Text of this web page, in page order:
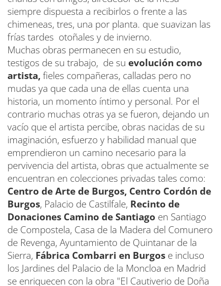
siempre dispuesta a recibirlos o frente a las
chimeneas, tres, una por planta. que suavizan las
frías tardes otoñales y de invierno.
Muchas obras permanecen en su estudio,
testigos de su trabajo, de su evolución como
artista,fieles compañeras, calladas pero no
mudas ya que cada una de ellas cuenta una
historia, un momento íntimo y personal. Por el
contrario muchas otras ya se fueron, dejando un
vacío que el artista percibe, obras nacidas de su
imaginación, esfuerzo y habilidad manual que
emprendieron un camino necesario para la
pervivencia del artista, obras que actualmente se
encuentran en colecciones privadas tales como:
Centro de Arte de Burgos, Centro Cordón de
Burgos, Palacio de Castilfale, Recinto de
Donaciones Camino de Santiago en Santiago
de Compostela, Casa de la Madera del Comunero
de Revenga, Ayuntamiento de Quintanar de la
Sierra, Fábrica Combarri en Burgos e incluso
los Jardines del Palacio de la Moncloa en Madrid
se enriquecen con la obra "El Cautiverio de Doña